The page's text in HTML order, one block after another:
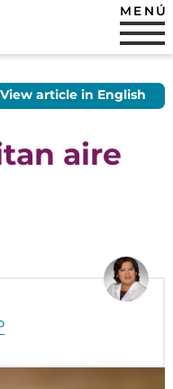
MENÚ
View article in English
aire